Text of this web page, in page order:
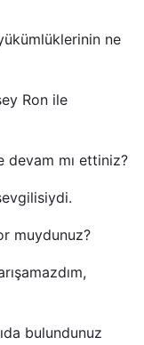
ne
Ron ile
devam mı ettiniz?
muydunuz?
bulundunuz